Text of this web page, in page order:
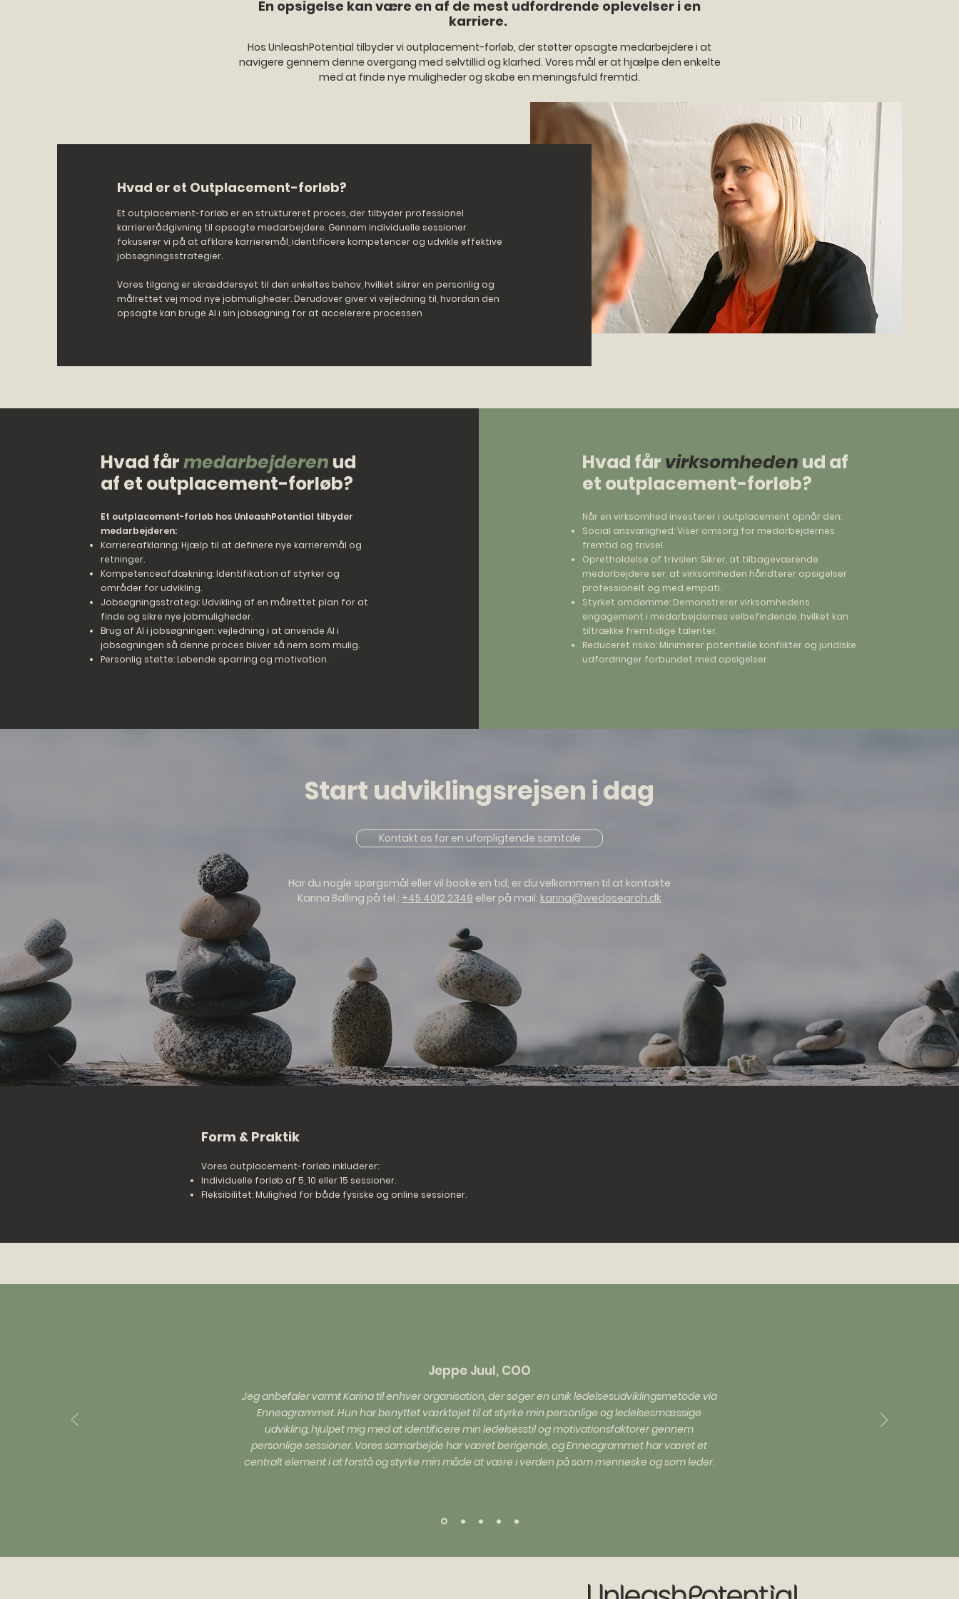
En opsigelse kan være en af de mest udfordrende oplevelser i en
karriere.
Hos UnleashPotential tilbyder vi outplacement-forløb, der støtter opsagte medarbejdere i at
navigere gennem denne overgang med selvtillid og klarhed. Vores mål er at hjælpe den enkelte
med at finde nye muligheder og skabe en meningsfuld fremtid.
Hvad er et Outplacement-forløb?
Et outplacement-forløb er en struktureret proces, der tilbyder professionel
karriererådgivning til opsagte medarbejdere. Gennem individuelle sessioner
fokuserer vi på at afklare karrieremål, identificere kompetencer og udvikle effektive
jobsøgningsstrategier.
Vores tilgang er skræddersyet til den enkeltes behov, hvilket sikrer en personlig og
målrettet vej mod nye jobmuligheder. Derudover giver vi vejledning til, hvordan den
opsagte kan bruge AI i sin jobsøgning for at accelerere processen
Hvad fårmedarbejderen ud
af et outplacement-forløb?
Et outplacement-forløb hos UnleashPotential tilbyder
medarbejderen:
Karriereafklaring: Hjælp til at definere nye karrieremål og
retninger.
Kompetenceafdækning: Identifikation af styrker og
områder for udvikling.
Jobsøgningsstrategi: Udvikling af en målrettet plan for at
finde og sikre nye jobmuligheder.
Brug af AI i jobsøgningen: vejledning i at anvende AI i
jobsøgningen så denne proces bliver så nem som mulig.
Personlig støtte: Løbende sparring og motivation.
Hvad får virksomheden ud af
et outplacement-forløb?
Når en virksomhed investerer i outplacement opnår den:
Social ansvarlighed: Viser omsorg for medarbejdernes
fremtid og trivsel.
Opretholdelse af trivslen: Sikrer, at tilbageværende
medarbejdere ser, at virksomheden håndterer opsigelser
professionelt og med empati.
Styrket omdømme: Demonstrerer virksomhedens
engagement i medarbejdernes velbefindende, hvilket kan
tiltrække fremtidige talenter.
Reduceret risiko: Minimerer potentielle konflikter og juridiske
udfordringer forbundet med opsigelser.
Start udviklingsrejsen i dag
Kontakt os for en uforpligtende samtale
Har du nogle spørgsmål eller vil booke en tid, er du velkommen til at kontakte
Karina Balling på tel.: +45 4012 2349 eller på mail: karina@wedosearch.dk
Form & Praktik
Vores outplacement-forløb inkluderer:
Individuelle forløb af 5, 10 eller 15 sessioner.
Fleksibilitet: Mulighed for både fysiske og online sessioner.
Jeppe Juul, COO
Jeg anbefaler varmt Karina til enhver organisation, der søger en unik ledelsesudviklingsmetode via
Enneagrammet. Hun har benyttet værktøjet til at styrke min personlige og ledelsesmæssige
udvikling, hjulpet mig med at identificere min ledelsesstil og motivationsfaktorer gennem
personlige sessioner. Vores samarbejde har været berigende, og Enneagrammet har været et
centralt element i at forstå og styrke min måde at være i verden på som menneske og som leder.